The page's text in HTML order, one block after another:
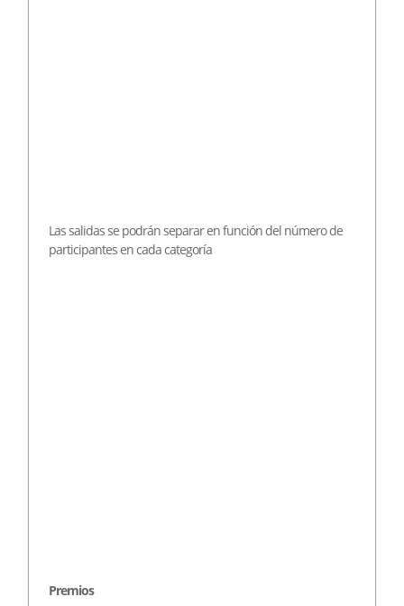
Las salidas se podrán separar en función del número de
participantes en cada categoría
Premios